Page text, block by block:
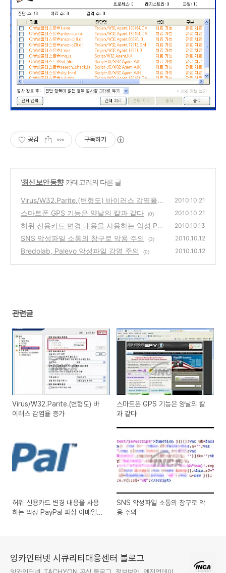
공감 구독하기
'최신 보안 동향' 카테고리의 다른 글
Virus/W32.Parite.(변형도) 바이러스 감염율
증가
(0)
2010.10.21
스마트폰 GPS 기능은 양날의 칼과 같다 (0) 2010.10.21
허위 신용카드 변경 내용을 사용하는 악성 Pa
yPal 피싱 이메일 주의
(0)
2010.10.13
SNS 악성파일 소통의 창구로 악용 주의 (3) 2010.10.12
Bredolab, Palevo 악성파일 감염 주의 (0) 2010.10.12
관련글
Virus/W32.Parite.(변형도) 바
이러스 감염율 증가
스마트폰 GPS 기능은 양날의 칼
과 같다
허위 신용카드 변경 내용을 사용
하는 악성 PayPal 피싱 이메일
SNS 악성파일 소통의 창구로 악
용 주의
잉카인터넷 시큐리티대응센터 블로그